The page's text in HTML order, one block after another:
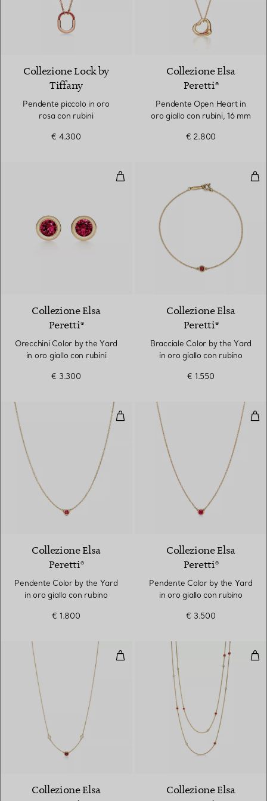
Collezione Lock by
Tiffany
Pendente piccolo in oro
rosa con rubini
€ 4.300
Collezione Elsa
Peretti®
Pendente Open Heart in
oro giallo con rubini, 16 mm
€ 2.800
Orecchini Color by the Yard in
Collezione Elsa
Peretti®
Orecchini Color by the Yard
in oro giallo con rubini
€ 3.300
Collezione Elsa
Peretti®
Bracciale Color by the Yard
in oro giallo con rubino
€ 1.550
Pendente Color by the Yard in
Collezione Elsa
Peretti®
Pendente Color by the Yard
in oro giallo con rubino
€ 1.800
Collezione Elsa
Peretti®
Pendente Color by the Yard
in oro giallo con rubino
€ 3.500
Collana Color by the Yard in
2 Materiali
Collezione Elsa
Collezione Elsa